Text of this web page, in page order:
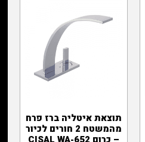
תוצאת איטליה ברז פרח
מהמשטח 2 חורים לכיור